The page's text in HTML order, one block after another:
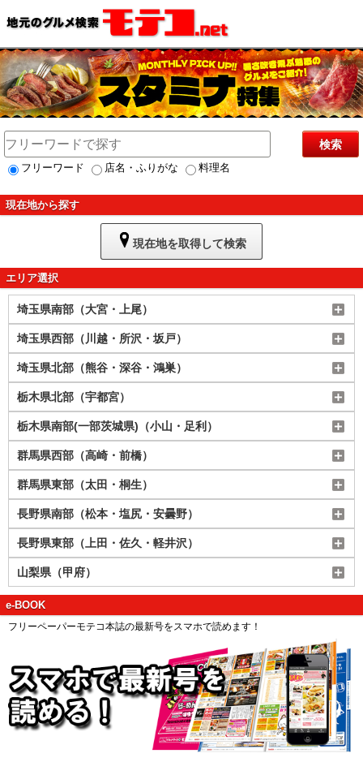
検索
フリーワード 店名・ふりがな 料理名
現在地から探す
現在地を取得して検索
エリア選択
埼玉県南部（大宮・上尾）
埼玉県西部（川越・所沢・坂戸）
埼玉県北部（熊谷・深谷・鴻巣）
栃木県北部（宇都宮）
栃木県南部(一部茨城県)（小山・足利）
群馬県西部（高崎・前橋）
群馬県東部（太田・桐生）
長野県南部（松本・塩尻・安曇野）
長野県東部（上田・佐久・軽井沢）
山梨県（甲府）
e-BOOK
フリーペーパーモテコ本誌の最新号をスマホで読めます！